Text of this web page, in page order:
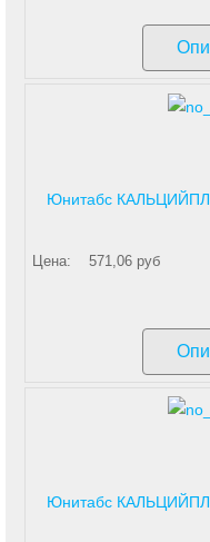
Юнитабс
Цена: 571,06 руб
Юнитабс